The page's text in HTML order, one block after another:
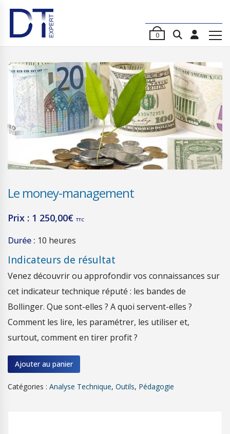
0
Le money-management
Prix : 1 250,00€ TTC
Durée : 10 heures
Indicateurs de résultat
Venez découvrir ou approfondir vos connaissances sur
cet indicateur technique réputé : les bandes de
Bollinger. Que sont-elles ? A quoi servent-elles ?
Comment les lire, les paramétrer, les utiliser et,
surtout, comment en tirer profit ?
Ajouter au panier
Catégories : Analyse Technique, Outils, Pédagogie